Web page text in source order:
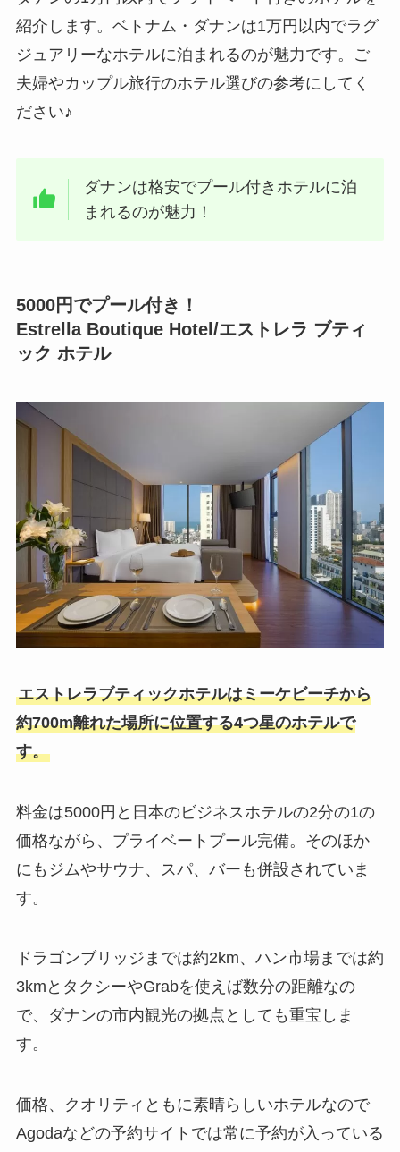
紹介します。ベトナム・ダナンは1万円以内でラグ
ジュアリーなホテルに泊まれるのが魅力です。ご
夫婦やカップル旅行のホテル選びの参考にしてく
ださい♪
ダナンは格安でプール付きホテルに泊
まれるのが魅力！
5000円でプール付き！
Estrella Boutique Hotel/エストレラ ブティ
ック ホテル
エストレラブティックホテルはミーケビーチから
約700m離れた場所に位置する4つ星のホテルで
す。
料金は5000円と日本のビジネスホテルの2分の1の
価格ながら、プライベートプール完備。そのほか
にもジムやサウナ、スパ、バーも併設されていま
す。
ドラゴンブリッジまでは約2km、ハン市場までは約
3kmとタクシーやGrabを使えば数分の距離なの
で、ダナンの市内観光の拠点としても重宝しま
す。
価格、クオリティともに素晴らしいホテルなので
Agodaなどの予約サイトでは常に予約が入っている